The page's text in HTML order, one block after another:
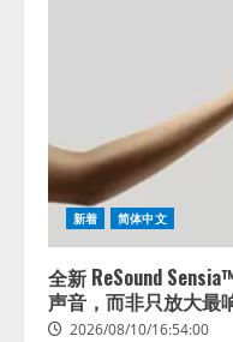
新着 简体中文
全新 ReSound
声音，而非只放大最
2026/08/10/16:54:00